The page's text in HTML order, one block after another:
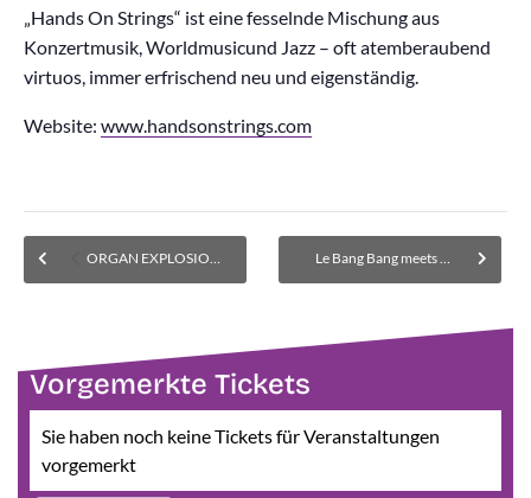
„Hands On Strings“ ist eine fesselnde Mischung aus
Konzertmusik, Worldmusicund Jazz – oft atemberaubend
virtuos, immer erfrischend neu und eigenständig.
Website: www.handsonstrings.com
ORGAN EXPLOSION Le Bang Bang meets Martin Kälberer – verlegt in den Bürgersaal – wieder Karten erhältlich
Vorgemerkte Tickets
Sie haben noch keine Tickets für Veranstaltungen
vorgemerkt